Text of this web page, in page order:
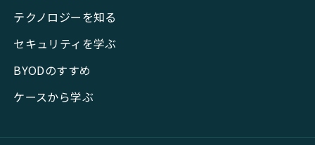
テクノロジーを知る
セキュリティを学ぶ
BYODのすすめ
ケースから学ぶ